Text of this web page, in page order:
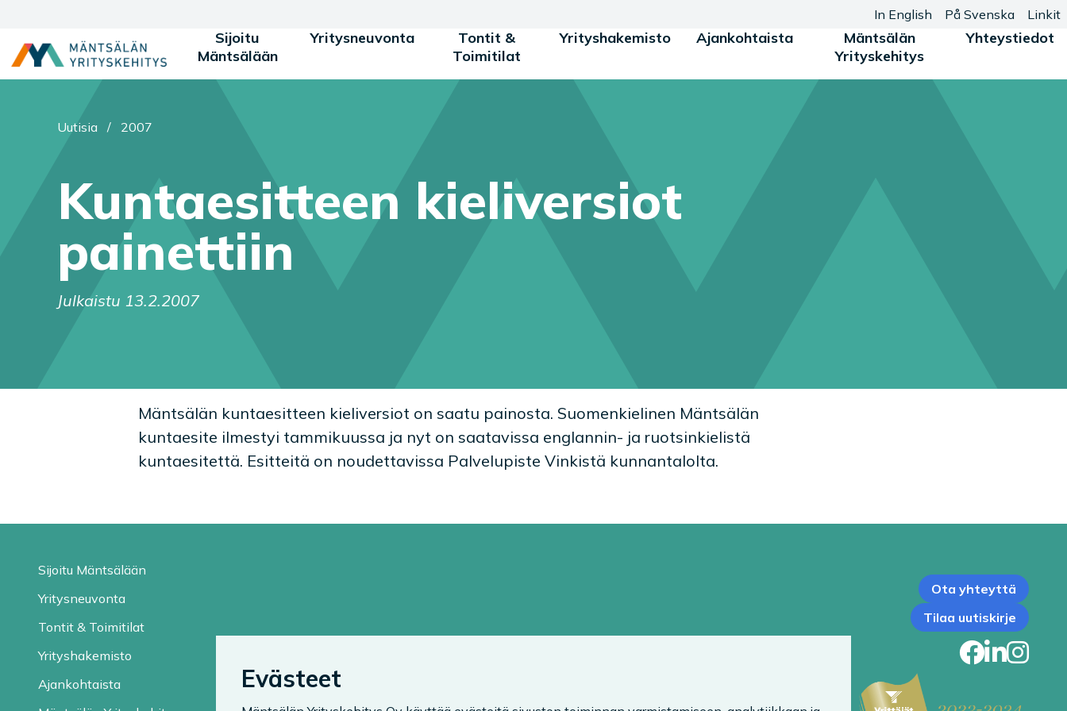
Sijoitu
Mäntsälään
Yritysneuvonta
Tontit &
Toimitilat
Yrityshakemisto Ajankohtaista
Mäntsälän
Yrityskehitys
Yhteystiedot
In English På Svenska Linkit
Olet tässä:
Uutisia / 2007
Kuntaesitteen kieliversiot
painettiin
Julkaistu 13.2.2007
Mäntsälän kuntaesitteen kieliversiot on saatu painosta. Suomenkielinen Mäntsälän
kuntaesite ilmestyi tammikuussa ja nyt on saatavissa englannin- ja ruotsinkielistä
kuntaesitettä. Esitteitä on noudettavissa Palvelupiste Vinkistä kunnantalolta.
Sijoitu Mäntsälään
Yritysneuvonta
Tontit & Toimitilat
Yrityshakemisto
Ajankohtaista
Ota yhteyttä
Tilaa uutiskirje
Evästeet